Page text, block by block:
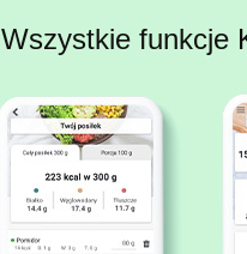
Wszystkie funkcje